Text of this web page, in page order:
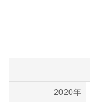
2020年